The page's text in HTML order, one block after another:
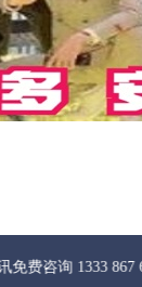
867 6881微信同步